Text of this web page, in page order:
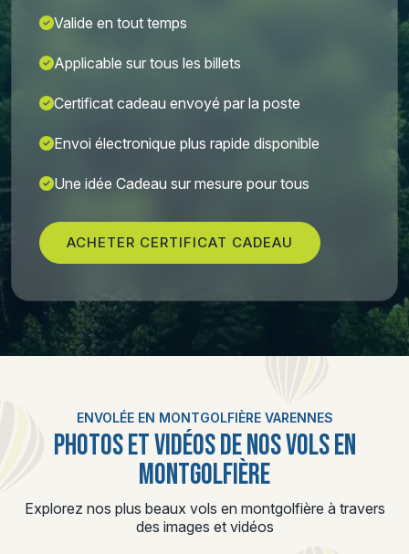
Valide en tout temps
Applicable sur tous les billets
Certificat cadeau envoyé par la poste
Envoi électronique plus rapide disponible
Une idée Cadeau sur mesure pour tous
ACHETER CERTIFICAT CADEAU
ENVOLÉE EN MONTGOLFIÈRE VARENNES
PHOTOS ET VIDÉOS DE NOS VOLS EN
MONTGOLFIÈRE
Explorez nos plus beaux vols en montgolfière à travers
des images et vidéos